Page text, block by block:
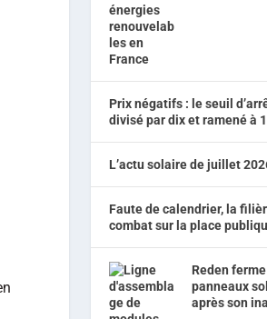
Prix négatifs : le seuil
divisé par dix et ramené à
L’actu solaire de juillet
Faute de calendrier, la
combat sur la place
Reden
panneaux
après son